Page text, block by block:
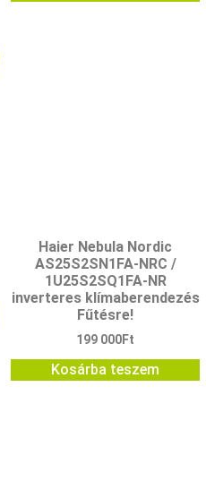
Haier Nebula Nordic
AS25S2SN1FA-NRC /
1U25S2SQ1FA-NR
inverteres klímaberendezés
Fűtésre!
199 000Ft
Kosárba teszem